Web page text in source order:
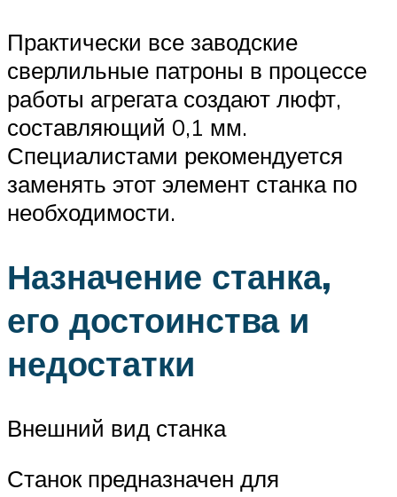
Практически все заводские
сверлильные патроны в процессе
работы агрегата создают люфт,
составляющий 0,1 мм.
Специалистами рекомендуется
заменять этот элемент станка по
необходимости.
Назначение станка,
его достоинства и
недостатки
Внешний вид станка
Станок предназначен для